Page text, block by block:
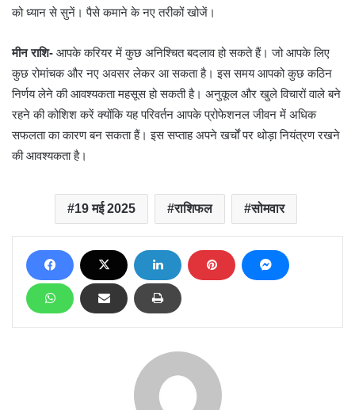
को ध्यान से सुनें। पैसे कमाने के नए तरीकों खोजें।
मीन राशि- आपके करियर में कुछ अनिश्चित बदलाव हो सकते हैं। जो आपके लिए
कुछ रोमांचक और नए अवसर लेकर आ सकता है। इस समय आपको कुछ कठिन
निर्णय लेने की आवश्यकता महसूस हो सकती है। अनुकूल और खुले विचारों वाले बने
रहने की कोशिश करें क्योंकि यह परिवर्तन आपके प्रोफेशनल जीवन में अधिक
सफलता का कारण बन सकता हैं। इस सप्ताह अपने खर्चों पर थोड़ा नियंत्रण रखने
की आवश्यकता है।
19 मई 2025 राशिफल सोमवार